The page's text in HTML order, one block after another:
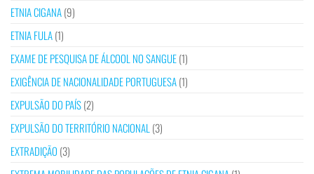
ETNIA CIGANA(9)
ETNIA FULA(1)
EXAME DE PESQUISA DE ÁLCOOL NO SANGUE(1)
EXIGÊNCIA DE NACIONALIDADE PORTUGUESA(1)
EXPULSÃO DO PAÍS(2)
EXPULSÃO DO TERRITÓRIO NACIONAL (3)
EXTRADIÇÃO (3)